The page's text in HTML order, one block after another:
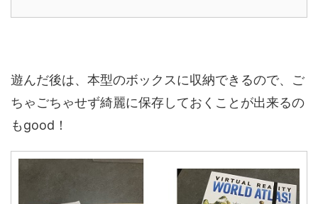
遊んだ後は、本型のボックスに収納できるので、ご
ちゃごちゃせず綺麗に保存しておくことが出来るの
もgood！